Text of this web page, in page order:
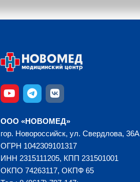
ООО «НОВОМЕД»
гор. Новороссийск, ул. Свердлова, 36А
ОГРН 1042309101317
ИНН 2315111205, КПП 231501001
ОКПО 74263117, ОКПФ 65